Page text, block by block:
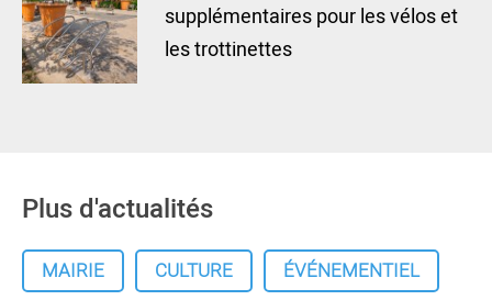
supplémentaires pour les vélos et
les trottinettes
Plus d'actualités
MAIRIE CULTURE
ÉVÉNEMENTIEL